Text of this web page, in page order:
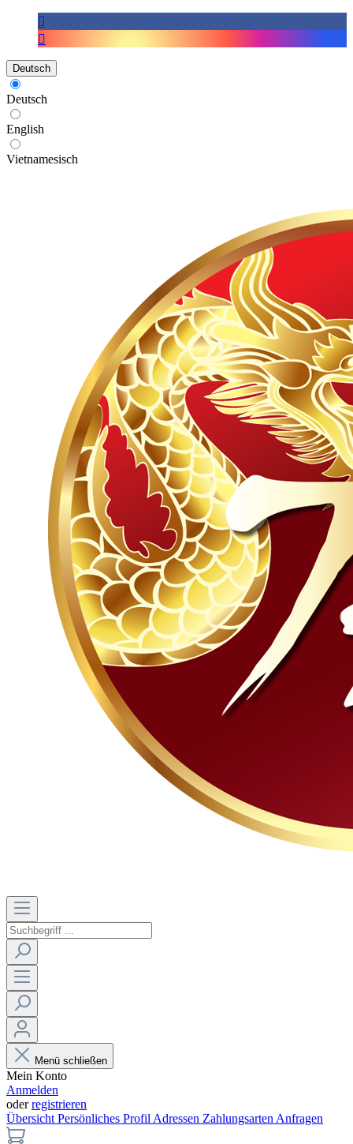
Deutsch
Deutsch
English
Vietnamesisch
Menü schließen
Mein Konto
Anmelden
oderregistrieren
Übersicht Persönliches Profil Adressen Zahlungsarten Anfragen